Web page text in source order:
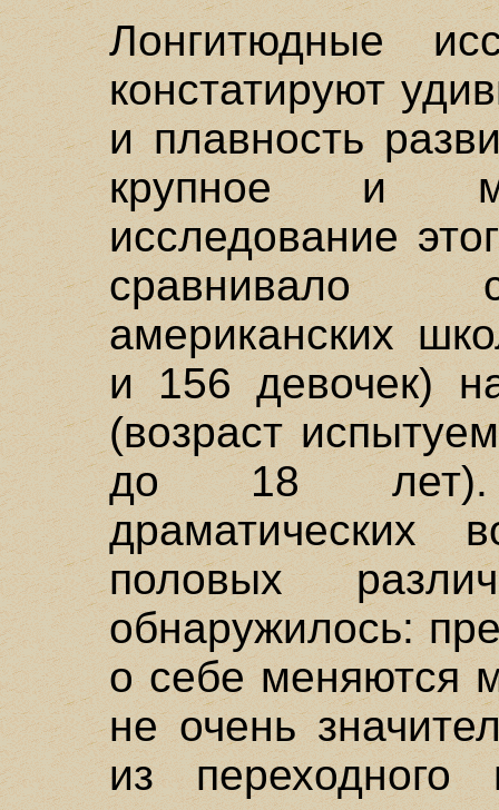
Лонгитюдные
констатируют
и плавность
крупное и
исследование
сравнивало
американских
и 156 девочек)
(возраст
до 18 лет).
драматических
половых
обнаружилось:
о себе меняются
не очень
из переходного